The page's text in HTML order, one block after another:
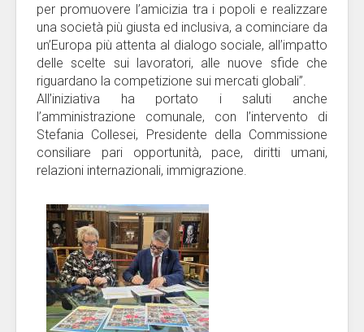
per promuovere l’amicizia tra i popoli e realizzare
una società più giusta ed inclusiva, a cominciare da
un’Europa più attenta al dialogo sociale, all’impatto
delle scelte sui lavoratori, alle nuove sfide che
riguardano la competizione sui mercati globali”.
All’iniziativa ha portato i saluti anche
l’amministrazione comunale, con l’intervento di
Stefania Collesei, Presidente della Commissione
consiliare pari opportunità, pace, diritti umani,
relazioni internazionali, immigrazione.